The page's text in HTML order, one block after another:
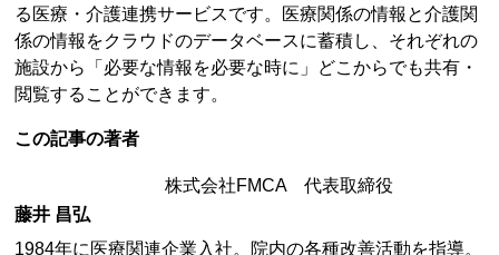
る医療・介護連携サービスです。医療関係の情報と介護関
係の情報をクラウドのデータベースに蓄積し、それぞれの
施設から「必要な情報を必要な時に」どこからでも共有・
閲覧することができます。
この記事の著者
株式会社FMCA 代表取締役
藤井 昌弘
1984年に医療関連企業入社。院内の各種改善活動を指導。